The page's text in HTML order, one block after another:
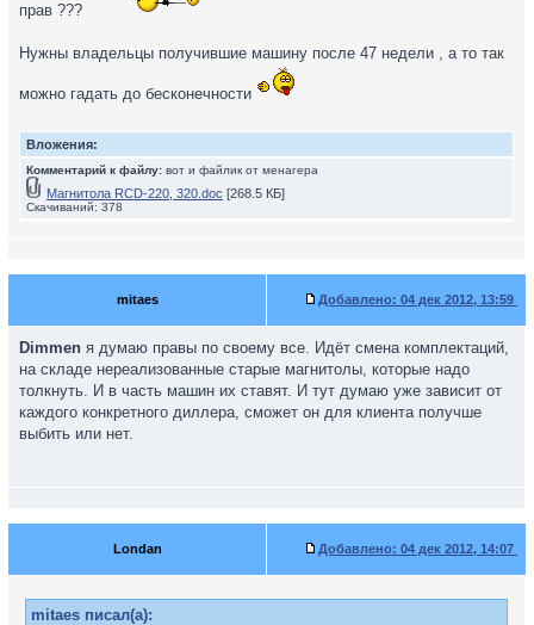
прав ???
Нужны владельцы получившие машину после 47 недели , а то так
можно гадать до бесконечности
Вложения:
Комментарий к файлу: вот и файлик от менагера
Магнитола RCD-220, 320.doc [268.5 КБ]
Скачиваний: 378
mitaes Добавлено: 04 дек 2012, 13:59
Dimmen я думаю правы по своему все. Идёт смена комплектаций,
на складе нереализованные старые магнитолы, которые надо
толкнуть. И в часть машин их ставят. И тут думаю уже зависит от
каждого конкретного диллера, сможет он для клиента получше
выбить или нет.
Londan Добавлено: 04 дек 2012, 14:07
mitaes писал(а):